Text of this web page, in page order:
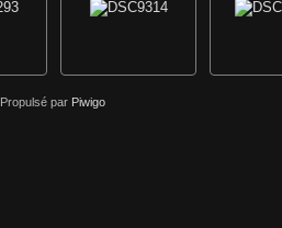
Propulsé par Piwigo